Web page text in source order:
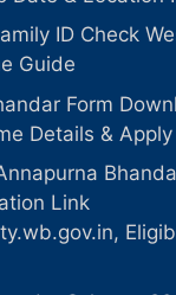
ID Check
Guide
Form
Details &
Link